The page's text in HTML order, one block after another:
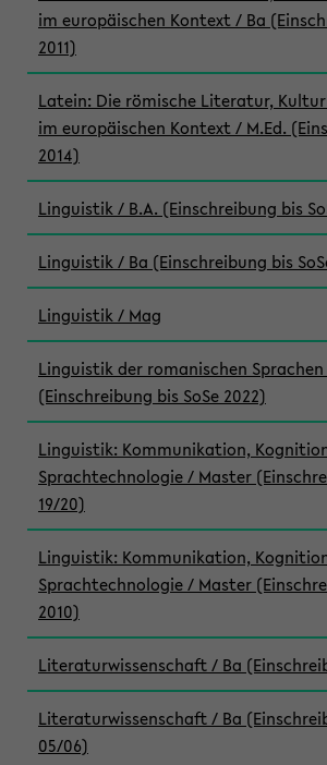
im europäischen Kontext / Ba
2011)
Latein: Die römische Literatur,
im europäischen Kontext / M.Ed.
2014)
Linguistik / B.A. (Einschreibung bis
Linguistik / Ba (Einschreibung bis
Linguistik / Mag
Linguistik der romanischen Sprachen
(Einschreibung bis SoSe 2022)
Linguistik: Kommunikation,
Sprachtechnologie / Master
19/20)
Linguistik: Kommunikation,
Sprachtechnologie / Master
2010)
Literaturwissenschaft / Ba
Literaturwissenschaft / Ba
05/06)